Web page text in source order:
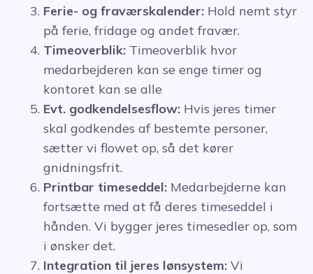
Ferie- og fraværskalender: Hold nemt styr
på ferie, fridage og andet fravær.
Timeoverblik: Timeoverblik hvor
medarbejderen kan se enge timer og
kontoret kan se alle
Evt. godkendelsesflow: Hvis jeres timer
skal godkendes af bestemte personer,
sætter vi flowet op, så det kører
gnidningsfrit.
Printbar timeseddel: Medarbejderne kan
fortsætte med at få deres timeseddel i
hånden. Vi bygger jeres timesedler op, som
i ønsker det.
Integration til jeres lønsystem: Vi